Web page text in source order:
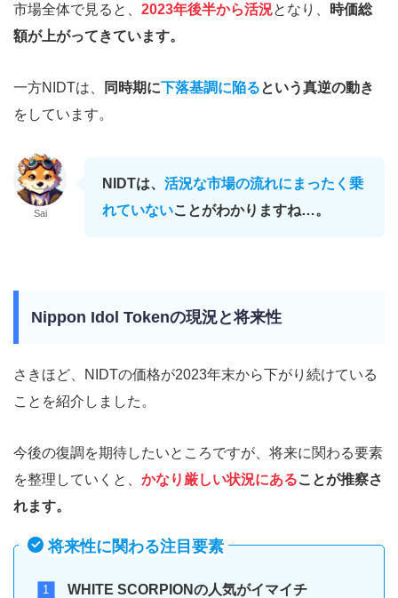
市場全体で見ると、 2023年後半から活況となり、
時価総
額が上がってきています。
一方NIDTは、 同時期に下落基調に陥るという真逆の動き
をしています。
Sai
NIDTは、 活況な市場の流れにまったく乗
れていないことがわかりますね…。
Nippon Idol Tokenの現況と将来性
さきほど、NIDTの価格が2023年末から下がり続けている
ことを紹介しました。
今後の復調を期待したいところですが、将来に関わる要素
を整理していくと、 かなり厳しい状況にあることが推察さ
れます。
将来性に関わる注目要素
WHITE SCORPIONの人気がイマイチ